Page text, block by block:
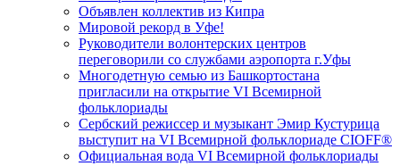
Объявлен коллектив из Кипра
Мировой рекорд в Уфе!
Руководители волонтерских центров
переговорили со службами аэропорта г.Уфы
Многодетную семью из Башкортостана
пригласили на открытие VI Всемирной
фольклориады
Сербский режиссер и музыкант Эмир Кустурица
выступит на VI Всемирной фольклориаде CIOFF®️
Официальная вода VI Всемирной фольклориады